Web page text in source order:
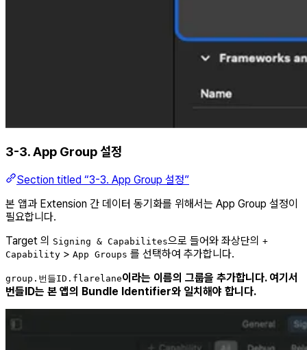
3-3. App Group 설정
Section titled “3-3. App Group 설정”
본 앱과 Extension 간 데이터 동기화를 위해서는 App Group 설정이
필요합니다.
Target 의
Signing & Capabilites으로 들어와 좌상단의 +
Capability > App Groups 를 선택하여 추가합니다.
group.번들ID.flarelane이라는 이름의 그룹을 추가합니다. 여기서
번들ID는 본 앱의 Bundle Identifier와 일치해야 합니다.